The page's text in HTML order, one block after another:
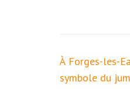
de
À Forges-les-
symbole du